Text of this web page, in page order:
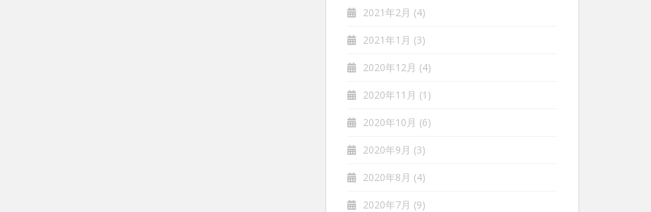
2021年2月 (4)
2021年1月 (3)
2020年12月 (4)
2020年11月 (1)
2020年10月 (6)
2020年9月 (3)
2020年8月 (4)
2020年7月 (9)